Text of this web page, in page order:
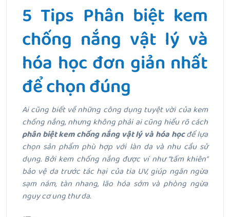
5 Tips Phân biệt kem
chống nắng vật lý và
hóa học đơn giản nhất
để chọn đúng
Ai cũng biết về những công dụng tuyệt vời của kem
chống nắng, nhưng không phải ai cũng hiểu rõ cách
phân biệt kem chống nắng vật lý và hóa họcđể lựa
chọn sản phẩm phù hợp với làn da và nhu cầu sử
dụng. Bởi kem chống nắng được ví như “tấm khiên”
bảo vệ da trước tác hại của tia UV, giúp ngăn ngừa
sạm nám, tàn nhang, lão hóa sớm và phòng ngừa
nguy cơ ung thư da.